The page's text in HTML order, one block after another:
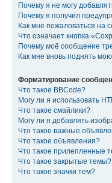
Почему я не могу
Почему я получил
Как мне пожаловаться на
Что означает кнопка
Почему моё сообщение
Как мне вновь поднять
Форматирование
Что такое BBCode?
Могу ли я использовать
Что такое смайлики?
Могу ли я добавлять
Что такое важные
Что такое объявления?
Что такое прилепленные
Что такое закрытые темы?
Что такое значки тем?